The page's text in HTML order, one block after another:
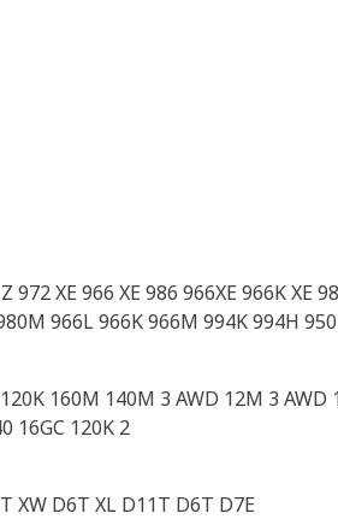
XE 966 XE 986 966XE 966K XE
966L 966K 966M 994K 994H
160M 140M 3 AWD 12M 3
16GC 120K 2
XW D6T XL D11T D6T D7E